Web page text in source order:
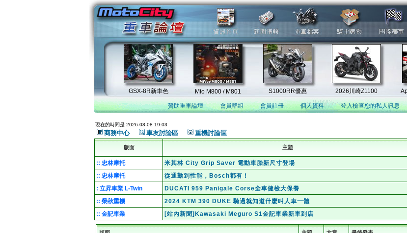
贊助重車論壇 會員群組 會員註冊 個人資料 登入檢查您的私人訊息
現在的時間是 2026-08-08 19:03
商務中心 車友討論區 重機討論區
版面 主題
:: 忠林摩托 米其林 City Grip Saver 電動車胎新尺寸登場
:: 忠林摩托 從通勤到性能，Bosch都有！
: 立昇車業 L-Twin DUCATI 959 Panigale Corse全車健檢大保養
:: 榮秋重機 2024 KTM 390 DUKE 騎過就知道什麼叫人車一體
:: 金記車業 [站內新聞]Kawasaki Meguro S1金記車業新車到店